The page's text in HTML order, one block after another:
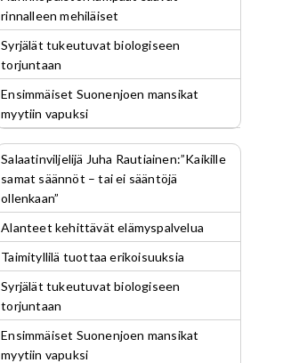
rinnalleen mehiläiset
Syrjälät tukeutuvat biologiseen
torjuntaan
Ensimmäiset Suonenjoen mansikat
myytiin vapuksi
Salaatinviljelijä Juha Rautiainen:”Kaikille
samat säännöt – tai ei sääntöjä
ollenkaan”
Alanteet kehittävät elämyspalvelua
Taimityllilä tuottaa erikoisuuksia
Syrjälät tukeutuvat biologiseen
torjuntaan
Ensimmäiset Suonenjoen mansikat
myytiin vapuksi